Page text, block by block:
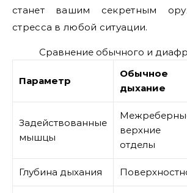
станет вашим секретным
стресса в любой ситуации.
Сравнение обычного и
Параметр
Обычное
дыхание
Задействованные
мышцы
верхние
отделы
Глубина дыхания